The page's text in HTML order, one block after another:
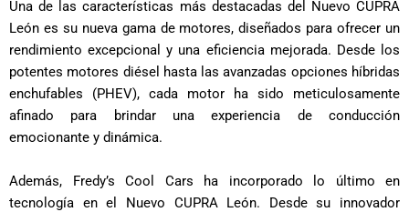
Una de las características más destacadas del Nuevo CUPRA
León es su nueva gama de motores, diseñados para ofrecer un
rendimiento excepcional y una eficiencia mejorada. Desde los
potentes motores diésel hasta las avanzadas opciones híbridas
enchufables (PHEV), cada motor ha sido meticulosamente
afinado para brindar una experiencia de conducción
emocionante y dinámica.
Además, Fredy’s Cool Cars ha incorporado lo último en
tecnología en el Nuevo CUPRA León. Desde su innovador